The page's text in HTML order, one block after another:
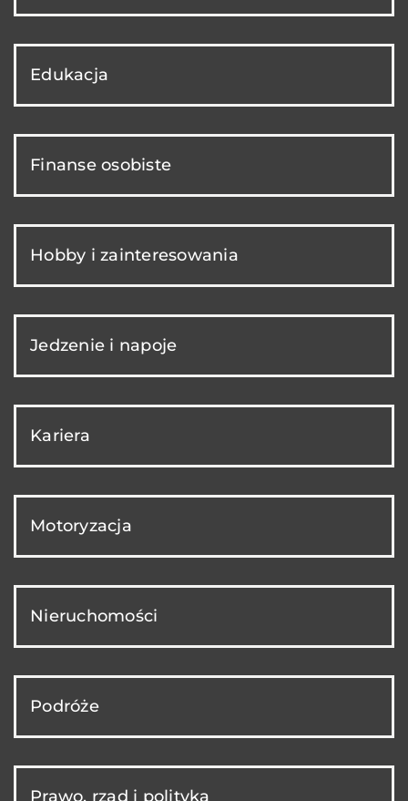
Edukacja
Finanse osobiste
Hobby i zainteresowania
Jedzenie i napoje
Kariera
Motoryzacja
Nieruchomości
Podróże
Prawo, rząd i polityka